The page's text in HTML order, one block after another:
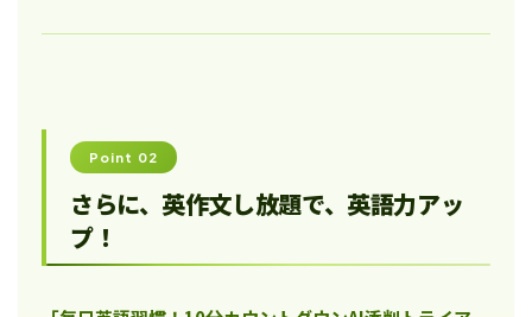
Point 02
さらに、英作文し放題で、英語力アッ
プ！